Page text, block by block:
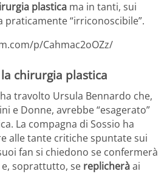
plastica ma in tanti, sui
praticamente “irriconoscibile”.
p/Cahmac2oOZz/
chirurgia plastica
travolto Ursula Bennardo che,
e Donne, avrebbe “esagerato”
La compagna di Sossio ha
alle tante critiche spuntate sui
fan si chiedono se confermerà
soprattutto, se replicheràai